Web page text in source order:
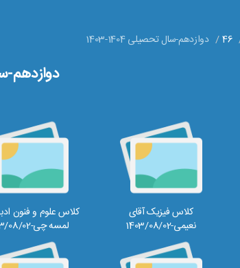
46 دوازدهم-سال تحصیلی 1404-1403
دوازدهم-سال
کلاس فیزیک آقای
نعیمی-1403/08/02
کلاس علوم و فنون
لمسه چی-1403/08/02